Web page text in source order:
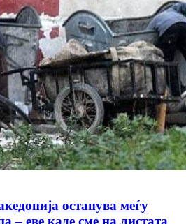
останува меѓу